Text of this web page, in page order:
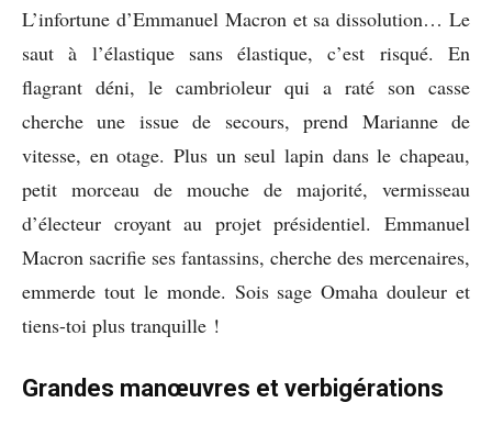
L’infortune d’Emmanuel Macron et sa dissolution… Le
saut à l’élastique sans élastique, c’est risqué. En
flagrant déni, le cambrioleur qui a raté son casse
cherche une issue de secours, prend Marianne de
vitesse, en otage. Plus un seul lapin dans le chapeau,
petit morceau de mouche de majorité, vermisseau
d’électeur croyant au projet présidentiel. Emmanuel
Macron sacrifie ses fantassins, cherche des mercenaires,
emmerde tout le monde. Sois sage Omaha douleur et
tiens-toi plus tranquille !
Grandes manœuvres et verbigérations